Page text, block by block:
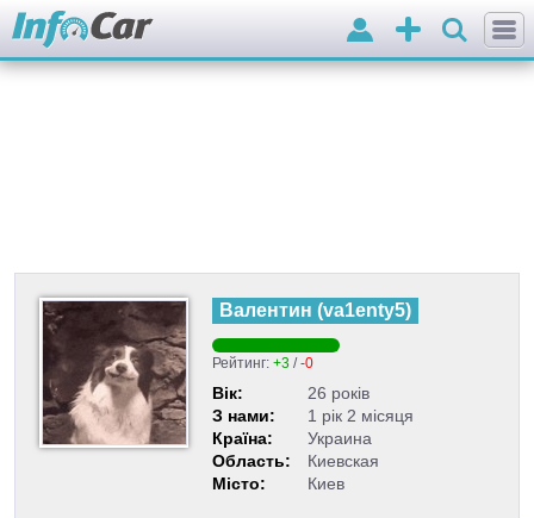
Додати
оголошення
Вхід
Валентин (va1enty5)
Рейтинг: +3 /-0
Вік:
26 років
З нами:
1 рік 2 місяця
Країна:
Украина
Область:
Киевская
Місто:
Киев